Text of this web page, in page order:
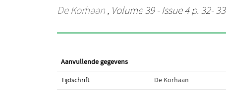
De Korhaan, Volume 39 - Issue 4 p. 32- 33
Aanvullende gegevens
Tijdschrift De Korhaan